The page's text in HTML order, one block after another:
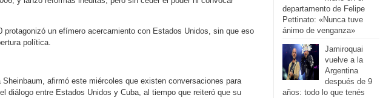
protagonizó un efímero acercamiento con Estados Unidos, sin que eso
política.
Sheinbaum, afirmó este miércoles que existen conversaciones para
diálogo entre Estados Unidos y Cuba, al tiempo que reiteró que su
departamento de Felipe
Pettinato: «Nunca tuve
ánimo de venganza»
Jamiroquai
vuelve a la
Argentina
después de 9
años: todo lo que tenés